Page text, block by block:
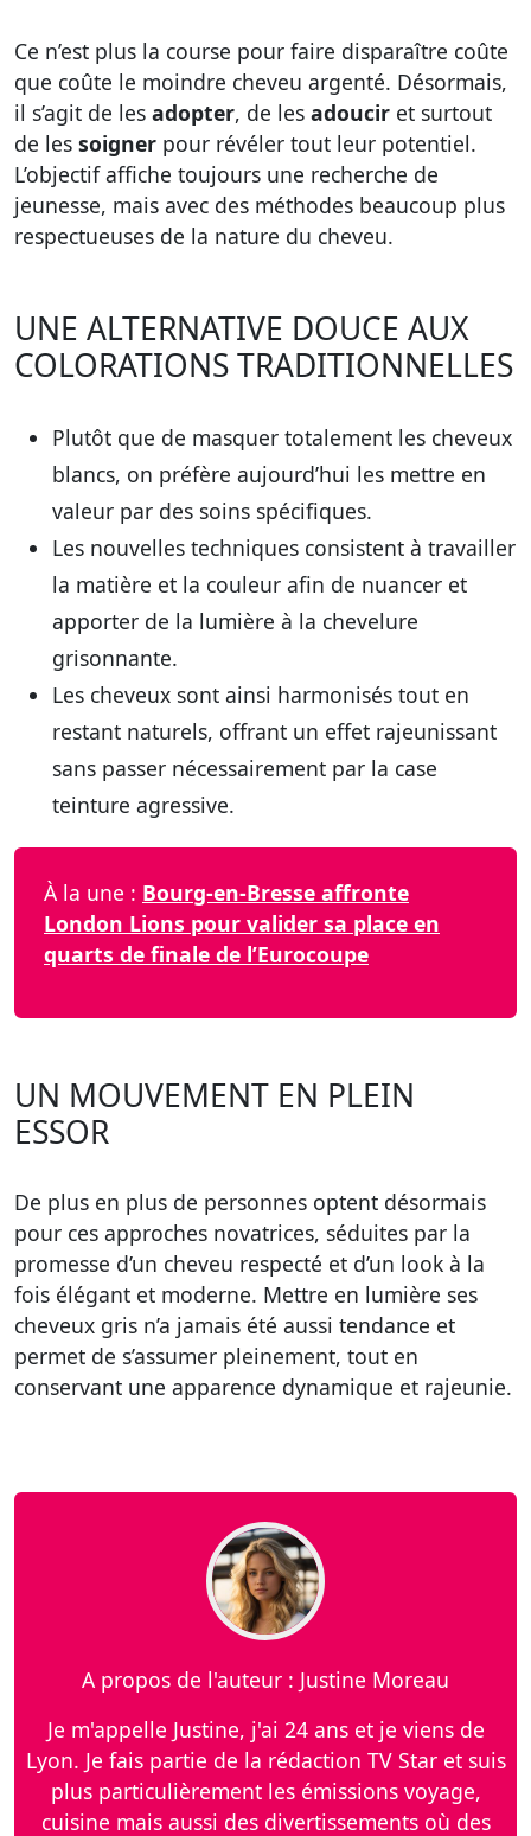
Ce n’est plus la course pour faire disparaître coûte
que coûte le moindre cheveu argenté. Désormais,
il s’agit de les adopter, de les adoucir et surtout
de les soigner pour révéler tout leur potentiel.
L’objectif affiche toujours une recherche de
jeunesse, mais avec des méthodes beaucoup plus
respectueuses de la nature du cheveu.
UNE ALTERNATIVE DOUCE AUX
COLORATIONS TRADITIONNELLES
Plutôt que de masquer totalement les cheveux
blancs, on préfère aujourd’hui les mettre en
valeur par des soins spécifiques.
Les nouvelles techniques consistent à travailler
la matière et la couleur afin de nuancer et
apporter de la lumière à la chevelure
grisonnante.
Les cheveux sont ainsi harmonisés tout en
restant naturels, offrant un effet rajeunissant
sans passer nécessairement par la case
teinture agressive.
À la une : Bourg-en-Bresse affronte
London Lions pour valider sa place en
quarts de finale de l’Eurocoupe
UN MOUVEMENT EN PLEIN
ESSOR
De plus en plus de personnes optent désormais
pour ces approches novatrices, séduites par la
promesse d’un cheveu respecté et d’un look à la
fois élégant et moderne. Mettre en lumière ses
cheveux gris n’a jamais été aussi tendance et
permet de s’assumer pleinement, tout en
conservant une apparence dynamique et rajeunie.
A propos de l'auteur : Justine Moreau
Je m'appelle Justine, j'ai 24 ans et je viens de
Lyon. Je fais partie de la rédaction TV Star et suis
plus particulièrement les émissions voyage,
cuisine mais aussi des divertissements où des